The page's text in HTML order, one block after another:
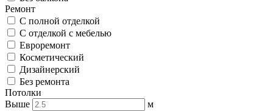
Ремонт
С полной отделкой
С отделкой с мебелью
Евроремонт
Косметический
Дизайнерский
Без ремонта
Потолки
Выше
м